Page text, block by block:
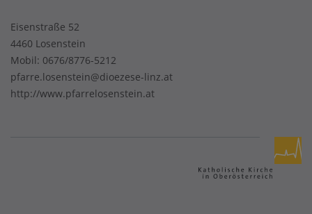
Eisenstraße 52
4460 Losenstein
Mobil: 0676/8776-5212
pfarre.losenstein@dioezese-linz.at
http://www.pfarrelosenstein.at